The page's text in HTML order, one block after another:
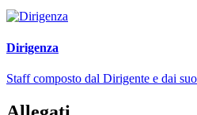
Dirigenza
Staff composto dal Dirigente e dai